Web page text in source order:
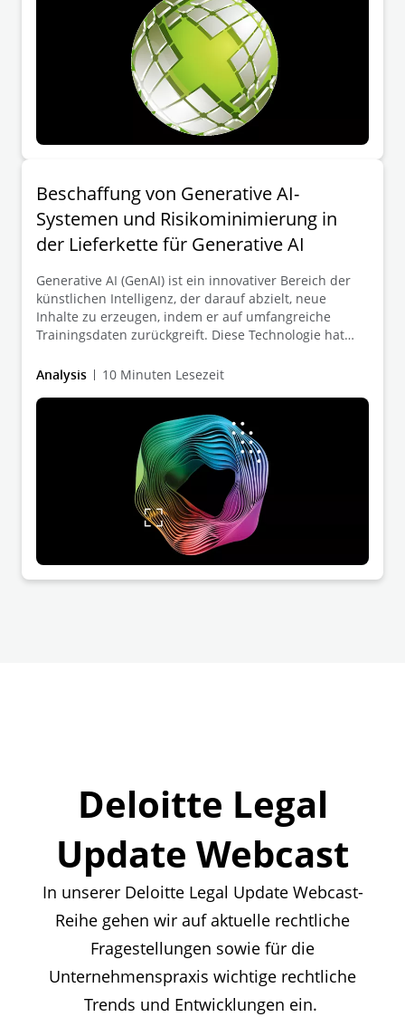
Beschaffung von Generative AI-
Systemen und Risikominimierung in
der Lieferkette für Generative AI
Generative AI (GenAI) ist ein innovativer Bereich der
künstlichen Intelligenz, der darauf abzielt, neue
Inhalte zu erzeugen, indem er auf umfangreiche
Trainingsdaten zurückgreift. Diese Technologie hat
arbeiten, grundlegend zu verändern, indem sie die
Wachstum und Innovation eröffnet.
Analysis 10 Minuten Lesezeit
Deloitte Legal
Update Webcast
In unserer Deloitte Legal Update Webcast-
Reihe gehen wir auf aktuelle rechtliche
Fragestellungen sowie für die
Unternehmenspraxis wichtige rechtliche
Trends und Entwicklungen ein.